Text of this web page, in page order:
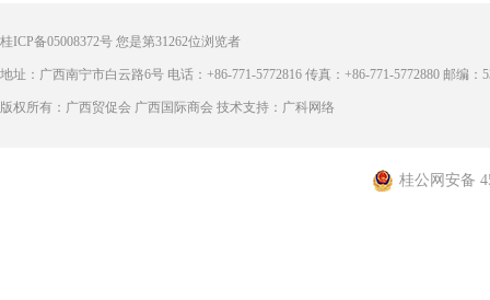
桂ICP备05008372号 您是第31262位浏览者
地址：广西南宁市白云路6号 电话：+86-771-5772816 传真：+86-771-5772880 邮编：
版权所有：广西贸促会 广西国际商会 技术支持：广科网络
桂公网安备